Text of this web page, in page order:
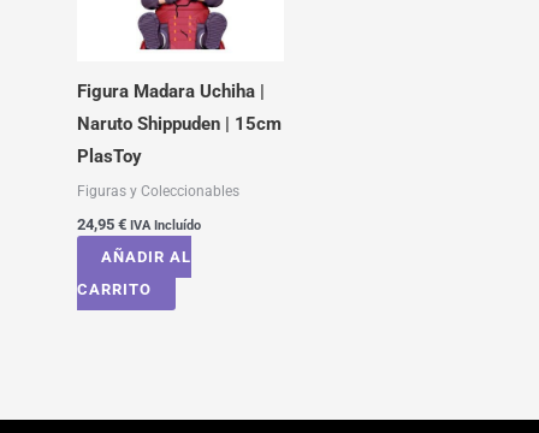
Figura Madara Uchiha |
Naruto Shippuden | 15cm
PlasToy
Figuras y Coleccionables
24,95 € IVA Incluído
AÑADIR AL
CARRITO